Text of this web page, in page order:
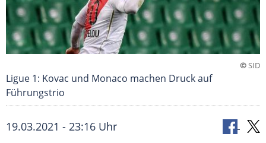
©SID
Ligue 1: Kovac und Monaco machen Druck auf
Führungstrio
19.03.2021 - 23:16 Uhr